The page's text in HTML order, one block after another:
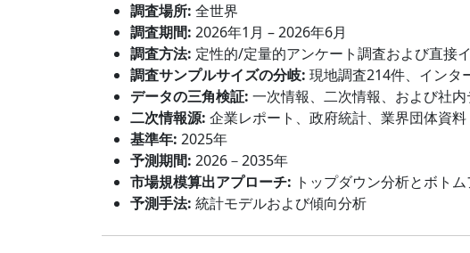
調査場所: 全世界
調査期間: 2026年1月 – 2026年6月
調査方法: 定性的/定量的アンケート調査および直接
調査サンプルサイズの分岐: 現地調査214件、インタ
データの三角検証: 一次情報、二次情報、および社
二次情報源: 企業レポート、政府統計、業界団体資料
基準年: 2025年
予測期間: 2026－2035年
市場規模算出アプローチ: トップダウン分析とボト
予測手法: 統計モデルおよび傾向分析